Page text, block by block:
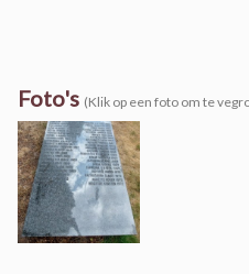
Foto's (Klik op een foto om te